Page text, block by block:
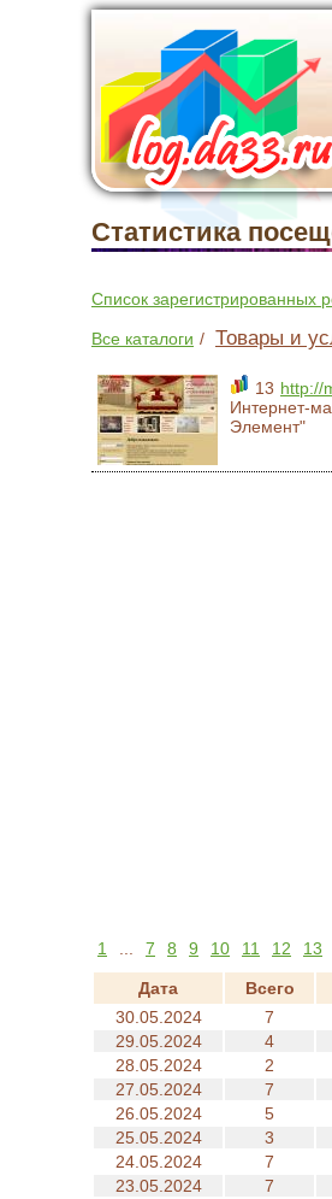
Статистика
Список зарегистрированных
Все каталоги / Товары и
13 http://
Интернет-
Элемент"
1 7 8 9 10 11 12 13
Дата Всего
30.05.2024
7
29.05.2024
4
28.05.2024
2
27.05.2024
7
26.05.2024
5
25.05.2024
3
24.05.2024
7
23.05.2024
7